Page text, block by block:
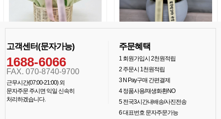
고객센터(문자가능)
1688-6066
FAX. 070-8740-9700
근무시간(07:00-21:00) 외
문자주문 주시면 익일 신속히
처리하겠습니다.
주문혜택
1회원가입시 2천원적립
2주문시 1천원적립
3N Pay구매 간편결제
4정품사용/재생화환NO
5전국3시간내배송/사진전송
6대표번호 문자주문가능